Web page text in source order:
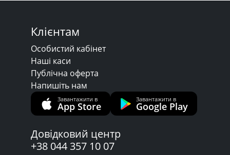
Клієнтам
Особистий кабінет
Наші каси
Публічна оферта
Напишіть нам
Завантажити в
App Store
Завантажити в
Google Play
Довідковий центр
+38 044 357 10 07